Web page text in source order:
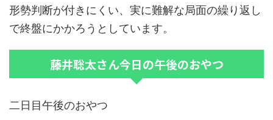
形勢判断が付きにくい、実に難解な局面の繰り返し
で終盤にかかろうとしています。
藤井聡太さん今日の午後のおやつ
二日目午後のおやつ